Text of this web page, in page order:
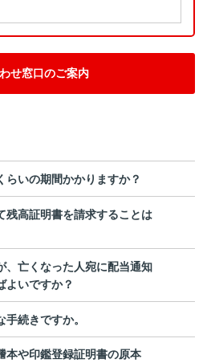
せ窓口のご案内
らいの期間かかりますか？
残高証明書を請求することは
、亡くなった人宛に配当通知
よいですか？
続きですか。
本や印鑑登録証明書の原本